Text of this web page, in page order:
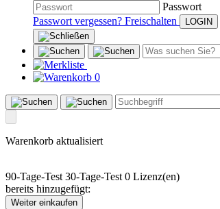
Passwort
Passwort vergessen? Freischalten
0
Warenkorb aktualisiert
90-Tage-Test 30-Tage-Test 0 Lizenz(en)
bereits hinzugefügt:
Weiter einkaufen